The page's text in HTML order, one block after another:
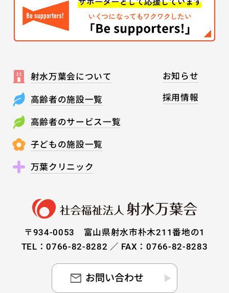
射水万葉会について
高齢者の施設一覧
高齢者のサービス一覧
子どもの施設一覧
万葉クリニック
お知らせ
採用情報
〒934-0053 富山県射水市朴木211番地の1
TEL：0766-82-8282 ／ FAX：0766-82-8283
お問い合わせ